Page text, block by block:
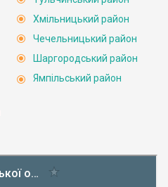
Хмільницький район
Чечельницький район
Шаргородський район
Ямпільський район